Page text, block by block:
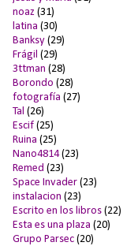
noaz (31)
latina (30)
Banksy (29)
Frágil (29)
3ttman (28)
Borondo (28)
fotografía (27)
Tal (26)
Escif (25)
Ruina (25)
Nano4814 (23)
Remed (23)
Space Invader (23)
instalacion (23)
Escrito en los libros (22)
Esta es una plaza (20)
Grupo Parsec (20)